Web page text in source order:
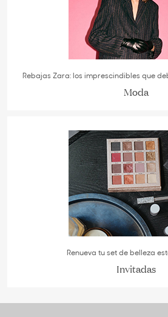
Rebajas Zara: los imprescindibles que
Moda
Renueva tu set de belleza
Invitadas